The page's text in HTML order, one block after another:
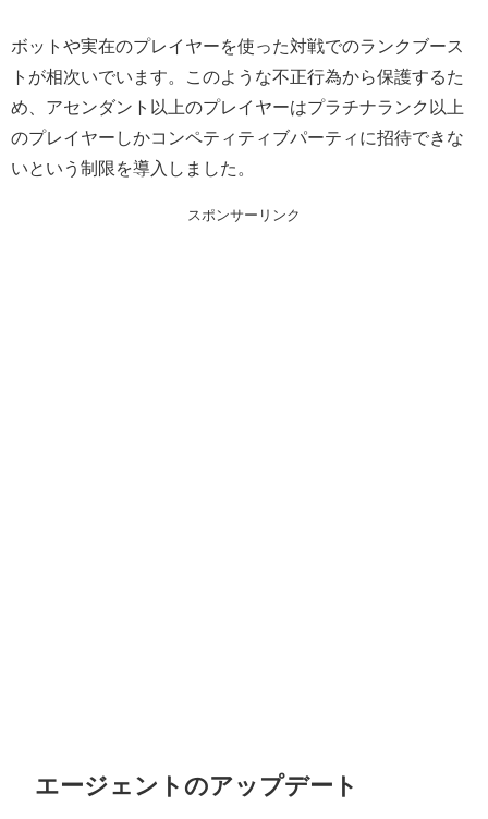
ボットや実在のプレイヤーを使った対戦でのランクブース
トが相次いでいます。このような不正行為から保護するた
め、アセンダント以上のプレイヤーはプラチナランク以上
のプレイヤーしかコンペティティブパーティに招待できな
いという制限を導入しました。
スポンサーリンク
エージェントのアップデート